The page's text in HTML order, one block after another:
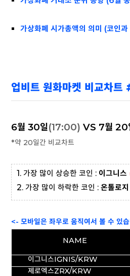
가상화폐 시가총액의 의미 (코인과
업비트 원화마켓 비교차트
6월 30일(17:00) VS 7월 20
*약 20일간 비교차트
1. 가장 많이 상승한 코인 : 이그니스
2. 가장 많이 하락한 코인 : 온톨로지
<- 모바일은 좌우로 움직여서 볼 수 있
NAME
이그니스IGNIS/KRW
제로엑스ZRX/KRW